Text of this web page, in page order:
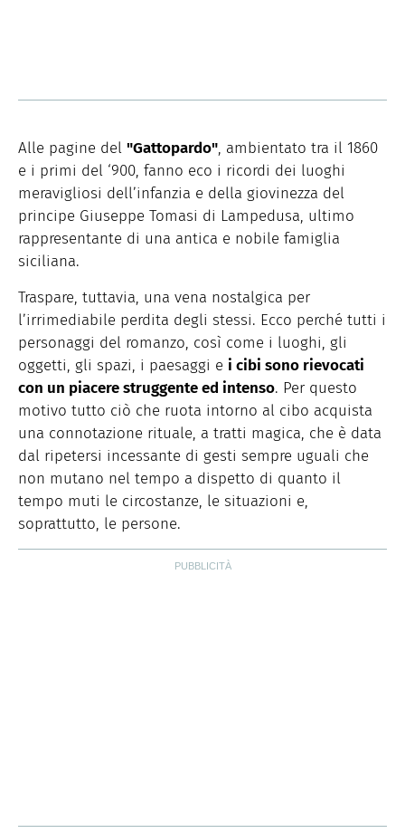
Alle pagine del "Gattopardo", ambientato tra il 1860
e i primi del ‘900, fanno eco i ricordi dei luoghi
meravigliosi dell’infanzia e della giovinezza del
principe Giuseppe Tomasi di Lampedusa, ultimo
rappresentante di una antica e nobile famiglia
siciliana.
Traspare, tuttavia, una vena nostalgica per
l’irrimediabile perdita degli stessi. Ecco perché tutti i
personaggi del romanzo, così come i luoghi, gli
oggetti, gli spazi, i paesaggi e i cibi sono rievocati
con un piacere struggente ed intenso. Per questo
motivo tutto ciò che ruota intorno al cibo acquista
una connotazione rituale, a tratti magica, che è data
dal ripetersi incessante di gesti sempre uguali che
non mutano nel tempo a dispetto di quanto il
tempo muti le circostanze, le situazioni e,
soprattutto, le persone.